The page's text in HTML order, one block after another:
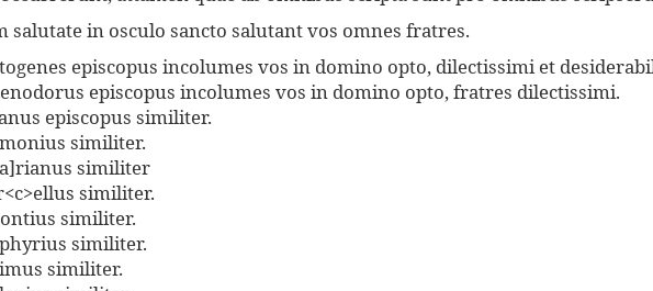
salutate in osculo sancto salutant vos omnes fratres.
episcopus incolumes vos in domino opto, dilectissimi et
episcopus incolumes vos in domino opto, fratres dilectissimi.
episcopus similiter.
similiter.
similiter
similiter.
similiter.
similiter.
similiter.